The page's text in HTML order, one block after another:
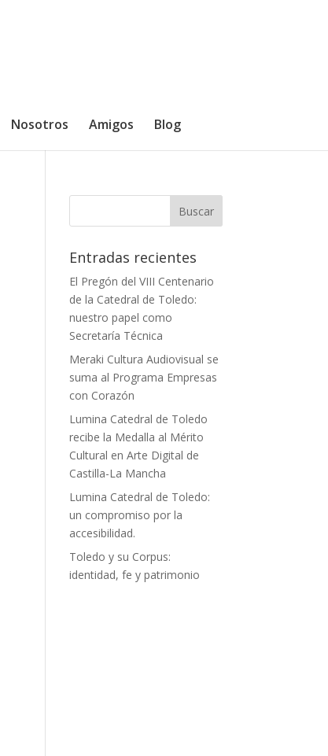
Nosotros Amigos Blog
Entradas recientes
El Pregón del VIII Centenario
de la Catedral de Toledo:
nuestro papel como
Secretaría Técnica
Meraki Cultura Audiovisual se
suma al Programa Empresas
con Corazón
Lumina Catedral de Toledo
recibe la Medalla al Mérito
Cultural en Arte Digital de
Castilla-La Mancha
Lumina Catedral de Toledo:
un compromiso por la
accesibilidad.
Toledo y su Corpus:
identidad, fe y patrimonio